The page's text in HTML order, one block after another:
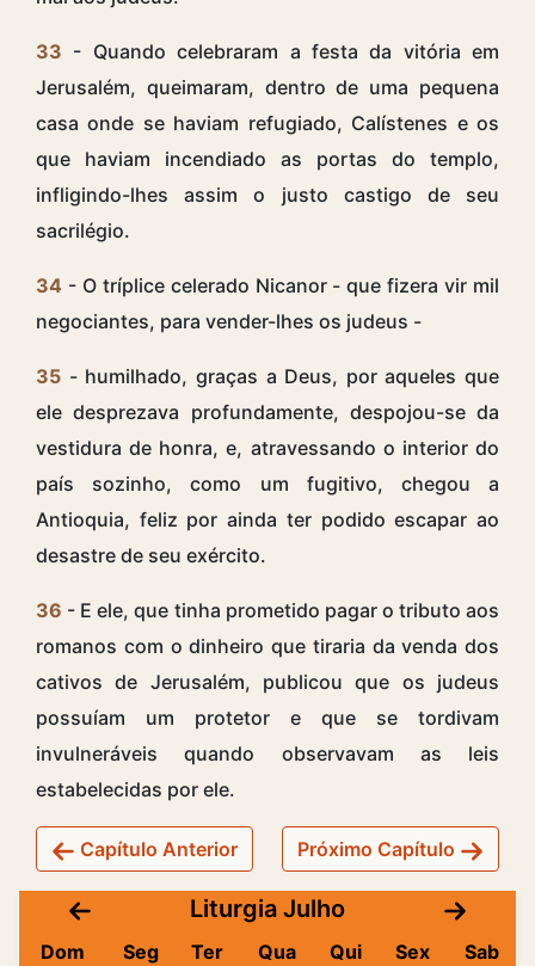
33 - Quando celebraram a festa da vitória em
Jerusalém, queimaram, dentro de uma pequena
casa onde se haviam refugiado, Calístenes e os
que haviam incendiado as portas do templo,
infligindo-lhes assim o justo castigo de seu
sacrilégio.
34 - O tríplice celerado Nicanor - que fizera vir mil
negociantes, para vender-lhes os judeus -
35 - humilhado, graças a Deus, por aqueles que
ele desprezava profundamente, despojou-se da
vestidura de honra, e, atravessando o interior do
país sozinho, como um fugitivo, chegou a
Antioquia, feliz por ainda ter podido escapar ao
desastre de seu exército.
36 - E ele, que tinha prometido pagar o tributo aos
romanos com o dinheiro que tiraria da venda dos
cativos de Jerusalém, publicou que os judeus
possuíam um protetor e que se tordivam
invulneráveis quando observavam as leis
estabelecidas por ele.
Capítulo Anterior Próximo Capítulo
Liturgia Julho
Dom Seg Ter Qua Qui Sex
Sab